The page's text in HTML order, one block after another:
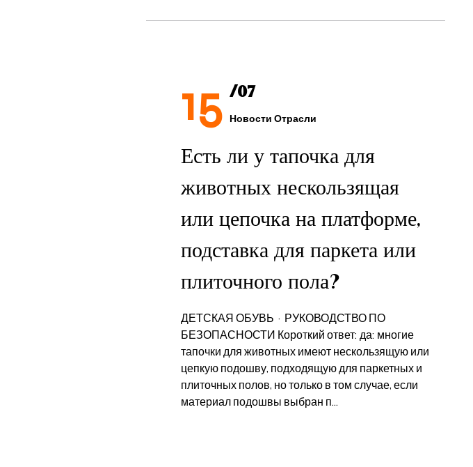
15 /07
Новости Отрасли
Есть ли у тапочка для
животных нескользящая
или цепочка на платформе,
подставка для паркета или
плиточного пола?
ДЕТСКАЯ ОБУВЬ · РУКОВОДСТВО ПО
БЕЗОПАСНОСТИ Короткий ответ: да: многие
тапочки для животных имеют нескользящую или
цепкую подошву, подходящую для паркетных и
плиточных полов, но только в том случае, если
материал подошвы выбран п...